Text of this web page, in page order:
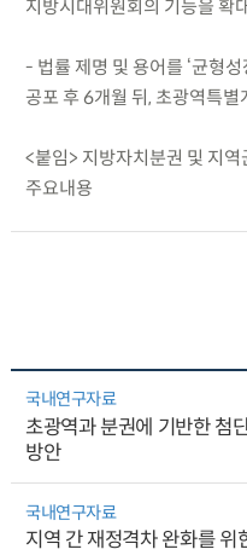
지방시대위원회의 기능을 확
- 법률 제명 및 용어를 ‘균형
공포 후 6개월 뒤, 초광역특
<붙임> 지방자치분권 및 지
주요내용
국내연구자료
초광역과 분권에 기반한 첨
방안
국내연구자료
지역 간 재정격차 완화를